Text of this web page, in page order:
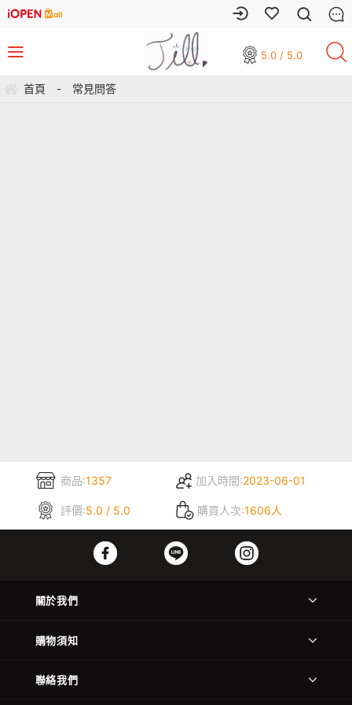
5.0 / 5.0
首頁 - 常見問答
商品:1357 加入時間:2023-06-01
評價:5.0 / 5.0 購買人次:1606人
關於我們
購物須知
聯絡我們